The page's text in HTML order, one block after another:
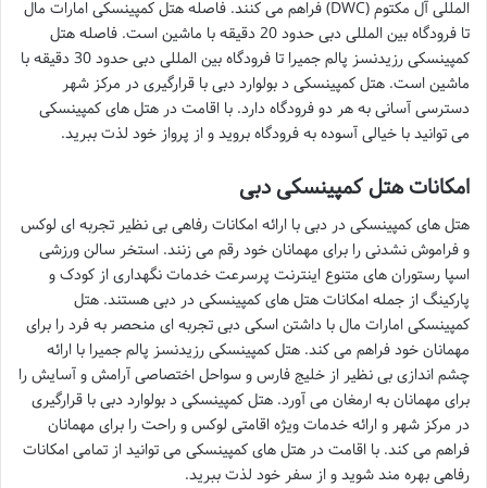
المللی آل مکتوم (DWC) فراهم می کنند. فاصله هتل کمپینسکی امارات مال
تا فرودگاه بین المللی دبی حدود 20 دقیقه با ماشین است. فاصله هتل
کمپینسکی رزیدنسز پالم جمیرا تا فرودگاه بین المللی دبی حدود 30 دقیقه با
ماشین است. هتل کمپینسکی د بولوارد دبی با قرارگیری در مرکز شهر
دسترسی آسانی به هر دو فرودگاه دارد. با اقامت در هتل های کمپینسکی
می توانید با خیالی آسوده به فرودگاه بروید و از پرواز خود لذت ببرید.
امکانات هتل کمپینسکی دبی
هتل های کمپینسکی در دبی با ارائه امکانات رفاهی بی نظیر تجربه ای لوکس
و فراموش نشدنی را برای مهمانان خود رقم می زنند. استخر سالن ورزشی
اسپا رستوران های متنوع اینترنت پرسرعت خدمات نگهداری از کودک و
پارکینگ از جمله امکانات هتل های کمپینسکی در دبی هستند. هتل
کمپینسکی امارات مال با داشتن اسکی دبی تجربه ای منحصر به فرد را برای
مهمانان خود فراهم می کند. هتل کمپینسکی رزیدنسز پالم جمیرا با ارائه
چشم اندازی بی نظیر از خلیج فارس و سواحل اختصاصی آرامش و آسایش را
برای مهمانان به ارمغان می آورد. هتل کمپینسکی د بولوارد دبی با قرارگیری
در مرکز شهر و ارائه خدمات ویژه اقامتی لوکس و راحت را برای مهمانان
فراهم می کند. با اقامت در هتل های کمپینسکی می توانید از تمامی امکانات
رفاهی بهره مند شوید و از سفر خود لذت ببرید.